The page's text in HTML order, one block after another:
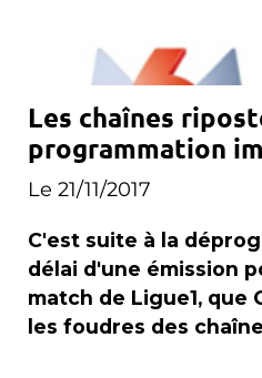
Les chaînes
programmation
Canal+
Le 21/11/2017
C'est suite à la
délai d'une émission
match de Ligue1, que
les foudres des